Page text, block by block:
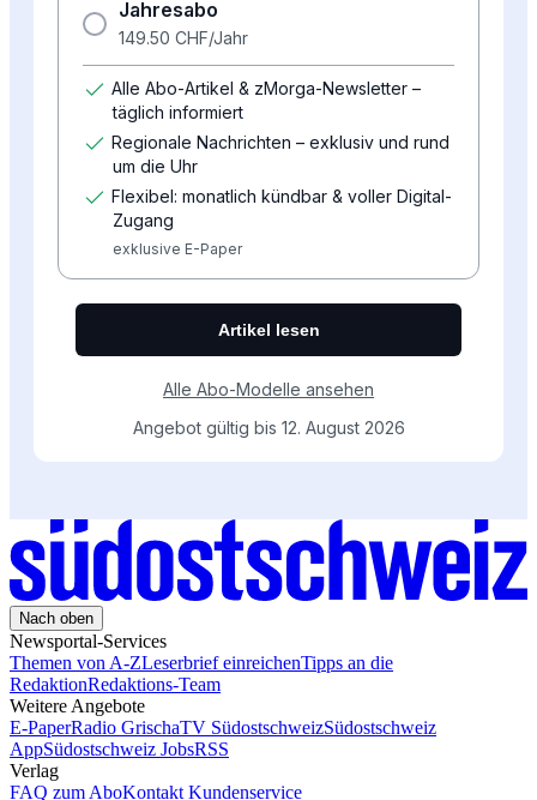
Nach oben
Newsportal-Services
Themen von A-ZLeserbrief einreichenTipps an die
RedaktionRedaktions-Team
Weitere Angebote
E-PaperRadio GrischaTV SüdostschweizSüdostschweiz
AppSüdostschweiz JobsRSS
Verlag
FAQ zum AboKontakt Kundenservice